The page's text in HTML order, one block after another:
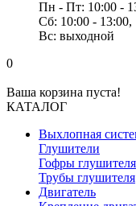
Пн - Пт: 10:00 -
Сб: 10:00 - 13:00,
Вс: выходной
0
Ваша корзина пуста!
КАТАЛОГ
Выхлопная
Глушители
Гофры глушителя
Трубы глушителя
Двигатель